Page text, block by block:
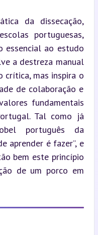
da dissecação,
portuguesas,
essencial ao estudo
a destreza manual
crítica, mas inspira o
de colaboração e
fundamentais
Tal como já
português da
aprender é fazer”, e
bem este princípio
de um porco em